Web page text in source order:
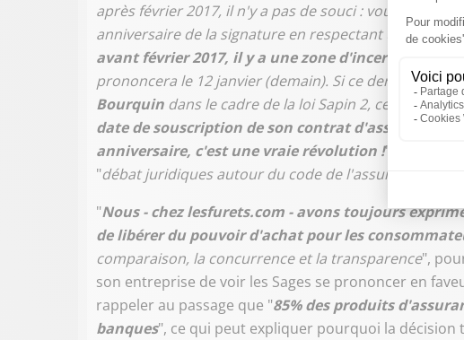
après février 2017, il n'y a pas de souci : vous pouvez
anniversaire de la signature en respectant un préavis
avant février 2017, il y a une zone d'incertitudes.
prononcera le 12 janvier (demain). Si ce dernier
Bourquin dans le cadre de la loi Sapin 2, cela voudra
date de souscription de son contrat d'assurance,
anniversaire, c'est une vraie révolution !". Ce
"débat juridiques autour du code de l'assurance et du
"Nous - chez lesfurets.com - avons toujours
de libérer du pouvoir d'achat pour les
comparaison, la concurrence et la transparence",
son entreprise de voir les Sages se prononcer en
rappeler au passage que "85% des produits
banques", ce qui peut expliquer pourquoi la décision